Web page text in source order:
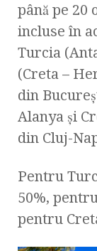
până pe 20
incluse în
Turcia
(Creta –
din
Alanya și
din Cluj-
Pentru
50%,
pentru